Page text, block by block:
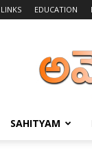
LINKS EDUCATION
SAHITYAM